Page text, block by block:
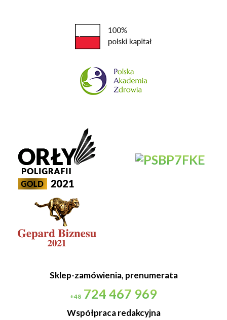
Sklep-zamówienia, prenumerata
+48 724 467 969
Współpraca redakcyjna